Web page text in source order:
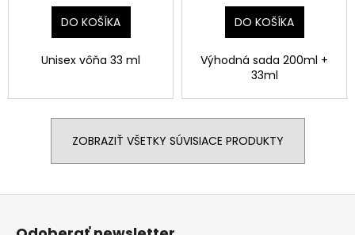
DO KOŠÍKA
Unisex vôňa 33 ml
DO KOŠÍKA
Výhodná sada 200ml +
33ml
ZOBRAZIŤ VŠETKY SÚVISIACE PRODUKTY
Z